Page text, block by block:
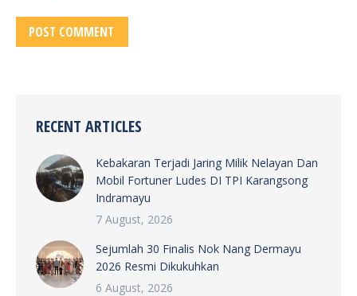
POST COMMENT
RECENT ARTICLES
Kebakaran Terjadi Jaring Milik Nelayan Dan
Mobil Fortuner Ludes DI TPI Karangsong
Indramayu
7 August, 2026
Sejumlah 30 Finalis Nok Nang Dermayu
2026 Resmi Dikukuhkan
6 August, 2026